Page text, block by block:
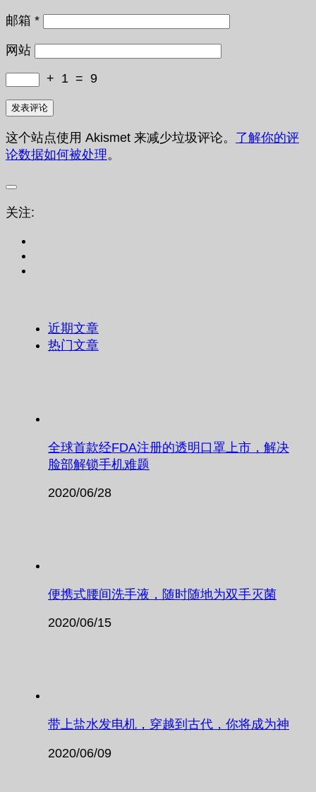
邮箱 *
网站
+ 1 = 9
这个站点使用 Akismet 来减少垃圾评论。 了解你的评
论数据如何被处理。
关注:
近期文章
热门文章
全球首款经FDA注册的透明口罩上市，解决
脸部解锁手机难题
2020/06/28
便携式腰间洗手液，随时随地为双手灭菌
2020/06/15
带上盐水发电机，穿越到古代，你将成为神
2020/06/09